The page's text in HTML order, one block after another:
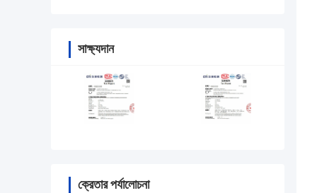
সাক্ষ্যদান
ক্রেতার পর্যালোচনা